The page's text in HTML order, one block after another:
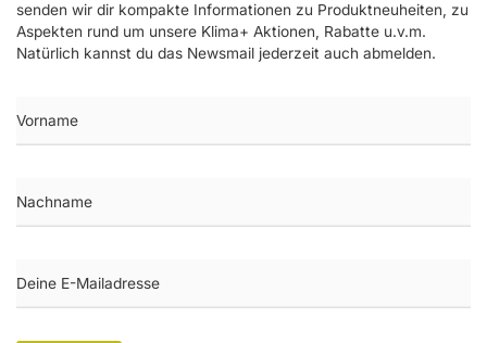
senden wir dir kompakte Informationen zu Produktneuheiten, zu
Aspekten rund um unsere Klima+ Aktionen, Rabatte u.v.m.
Natürlich kannst du das Newsmail jederzeit auch abmelden.